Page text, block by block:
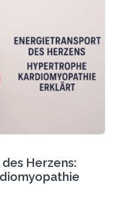
dass Mini-Tumore
und Patienten –
werden können, um
am besten
identifiziert, das künftig
passenden Therapie
weltweit zu den
Herzens: